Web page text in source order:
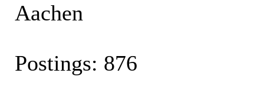
Aachen
Postings: 876